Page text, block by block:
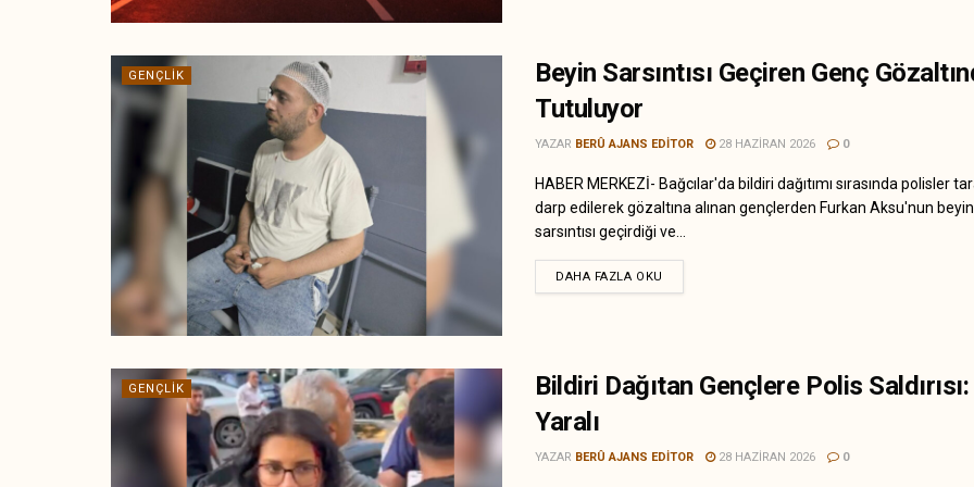
GENÇLIK
Beyin Sarsıntısı Geçiren Genç
Tutuluyor
YAZAR BERÛ AJANS EDITOR 28 HAZIRAN 2026 0
HABER MERKEZİ- Bağcılar'da bildiri dağıtımı sırasında polisler
darp edilerek gözaltına alınan gençlerden Furkan Aksu'nun beyin
sarsıntısı geçirdiği ve...
DAHA FAZLA OKU
GENÇLIK
Bildiri Dağıtan Gençlere Polis
Yaralı
YAZAR BERÛ AJANS EDITOR 28 HAZIRAN 2026 0